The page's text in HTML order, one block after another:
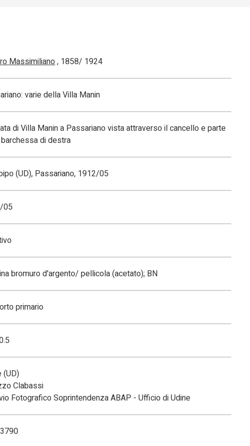
Massimiliano, 1858/ 1924
varie della Villa Manin
di Villa Manin a Passariano vista attraverso il cancello e parte
di destra
(UD), Passariano, 1912/05
05
bromuro d'argento/ pellicola (acetato); BN
primario
(UD)
Clabassi
Fotografico Soprintendenza ABAP - Ufficio di Udine